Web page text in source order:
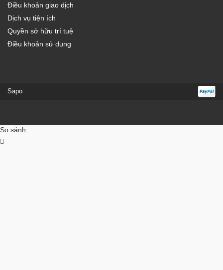
Điều khoản giao dịch
Dịch vụ tiện ích
Quyền sở hữu trí tuệ
Điều khoản sử dụng
Sapo
So sánh